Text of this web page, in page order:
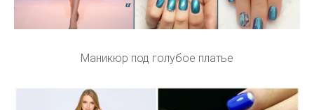
Маникюр под голубое платье